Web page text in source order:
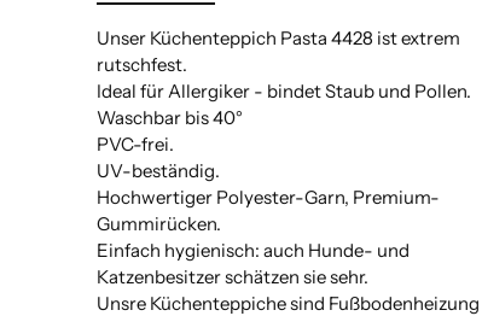
Unser Küchenteppich Pasta 4428 ist extrem
rutschfest.
Ideal für Allergiker - bindet Staub und Pollen.
Waschbar bis 40°
PVC-frei.
UV-beständig.
Hochwertiger Polyester-Garn, Premium-
Gummirücken.
Einfach hygienisch: auch Hunde- und
Katzenbesitzer schätzen sie sehr.
Unsre Küchenteppiche sind Fußbodenheizung